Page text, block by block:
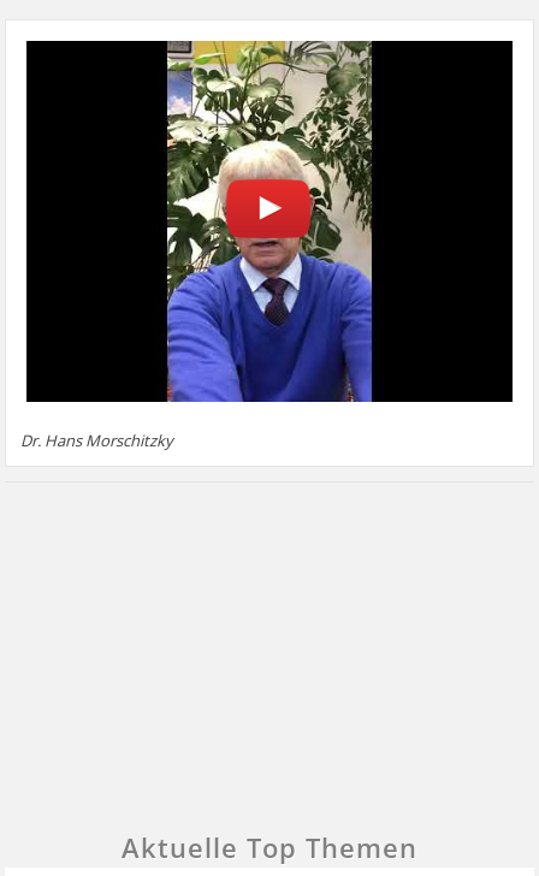
Dr. Hans Morschitzky
Aktuelle Top Themen